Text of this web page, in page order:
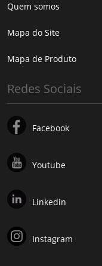
Quem somos
Mapa do Site
Mapa de Produto
Redes Sociais
Facebook
Youtube
Linkedin
Instagram